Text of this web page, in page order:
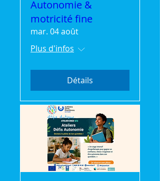
Autonomie &
motricité fine
mar. 04 août
Plus d'infos
Détails